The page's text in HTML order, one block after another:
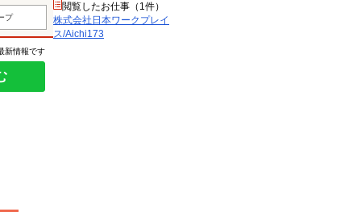
プ
新情報です
閲覧したお仕事（1件）
株式会社日本ワークプレイ
ス/Aichi173